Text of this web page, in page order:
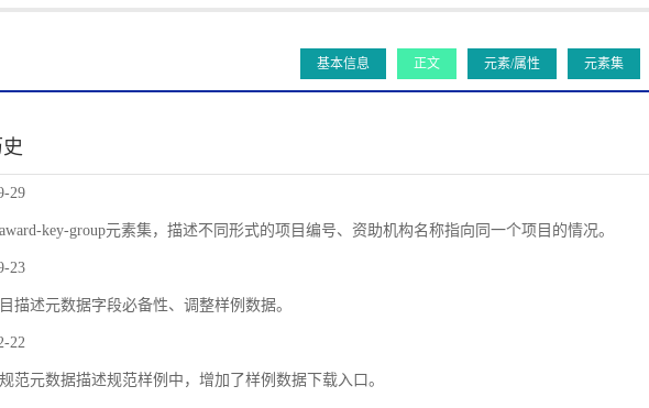
基本信息 正文 元素/属性 元素集
29
key-group元素集，描述不同形式的项目编号、资助机构名称指向同一个项目的情况。
23
描述元数据字段必备性、调整样例数据。
22
范元数据描述规范样例中，增加了样例数据下载入口。